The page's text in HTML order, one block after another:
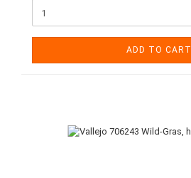
ADD TO CART